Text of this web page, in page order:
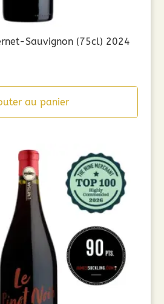
Sauvignon (75cl) 2024
au panier